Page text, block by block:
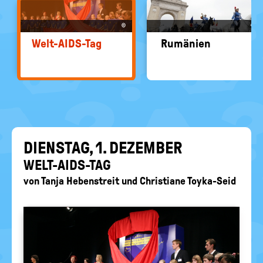
politische
Bildung
EIN-
/
©
Welt-​AIDS-Tag
©
Ru­mä­ni­en
DIENS­TAG, 1. DE­ZEM­BER
WELT-​AIDS-TAG
vonTanja Hebenstreitund Christiane Toyka-Seid